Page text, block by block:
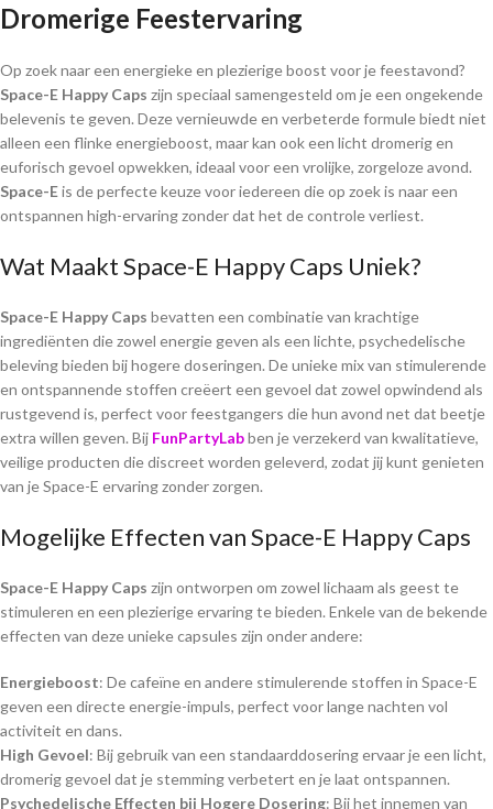
Dromerige Feestervaring
Op zoek naar een energieke en plezierige boost voor je feestavond?
Space-E Happy Caps zijn speciaal samengesteld om je een ongekende
belevenis te geven. Deze vernieuwde en verbeterde formule biedt niet
alleen een flinke energieboost, maar kan ook een licht dromerig en
euforisch gevoel opwekken, ideaal voor een vrolijke, zorgeloze avond.
Space-Eis de perfecte keuze voor iedereen die op zoek is naar een
ontspannen high-ervaring zonder dat het de controle verliest.
Wat Maakt Space-E Happy Caps Uniek?
Space-E Happy Caps bevatten een combinatie van krachtige
ingrediënten die zowel energie geven als een lichte, psychedelische
beleving bieden bij hogere doseringen. De unieke mix van stimulerende
en ontspannende stoffen creëert een gevoel dat zowel opwindend als
rustgevend is, perfect voor feestgangers die hun avond net dat beetje
extra willen geven. Bij FunPartyLabben je verzekerd van kwalitatieve,
veilige producten die discreet worden geleverd, zodat jij kunt genieten
van je Space-E ervaring zonder zorgen.
Mogelijke Effecten van Space-E Happy Caps
Space-E Happy Caps zijn ontworpen om zowel lichaam als geest te
stimuleren en een plezierige ervaring te bieden. Enkele van de bekende
effecten van deze unieke capsules zijn onder andere:
Energieboost: De cafeïne en andere stimulerende stoffen in Space-E
geven een directe energie-impuls, perfect voor lange nachten vol
activiteit en dans.
High Gevoel: Bij gebruik van een standaarddosering ervaar je een licht,
dromerig gevoel dat je stemming verbetert en je laat ontspannen.
Psychedelische Effecten bij Hogere Dosering: Bij het innemen van